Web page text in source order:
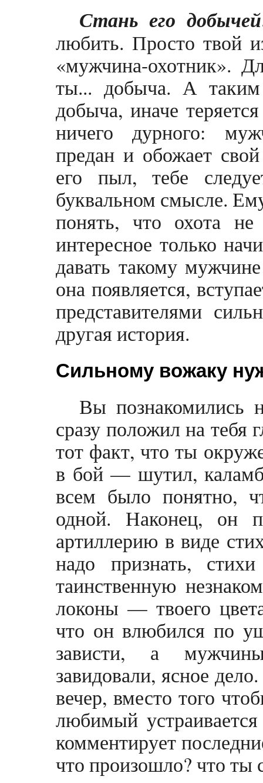
Стань его
любить. Просто твой
«мужчина-охотник».
ты... добыча. А
добыча, иначе
ничего дурного:
предан и обожает
его пыл, тебе
буквальном смысле.
понять, что охота
интересное только
давать такому
она появляется,
представителями
другая история.
Сильному вожаку
Вы познакомились
сразу положил на тебя
тот факт, что ты
в бой — шутил,
всем было понятно,
одной. Наконец, он
артиллерию в виде
надо признать,
таинственную
локоны — твоего
что он влюбился по
зависти, а
завидовали, ясное
вечер, вместо того
любимый
комментирует
что произошло? что ты